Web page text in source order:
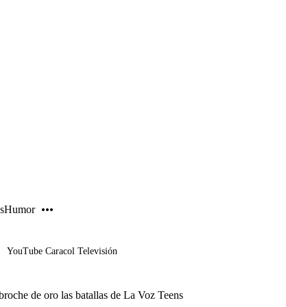
Humor
YouTube Caracol Televisión
de oro las batallas de La Voz Teens